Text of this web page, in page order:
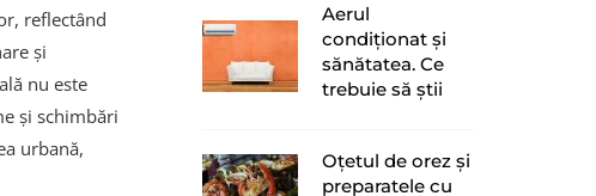
reflectând
și
nu este
și schimbări
urbană,
Aerul
condiționat și
sănătatea. Ce
trebuie să știi
Oțetul de orez și
preparatele cu